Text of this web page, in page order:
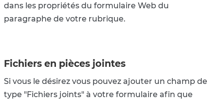
dans les propriétés du formulaire Web du
paragraphe de votre rubrique.
Fichiers en pièces jointes
Si vous le désirez vous pouvez ajouter un champ de
type "Fichiers joints" à votre formulaire afin que